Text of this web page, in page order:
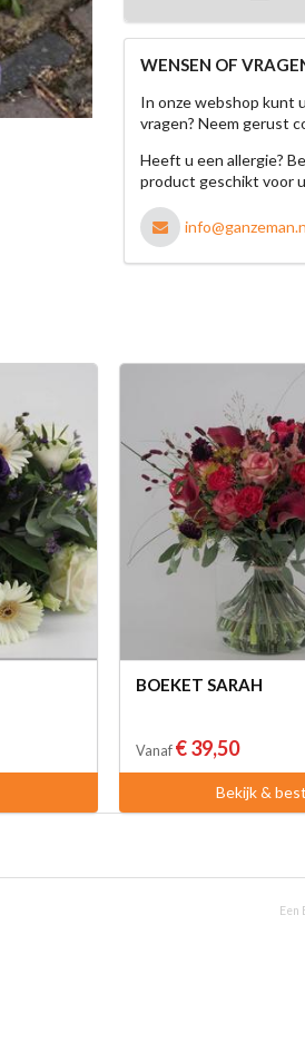
WENSEN OF
In onze webshop kunt
vragen? Neem gerust
Heeft u een allergie?
product geschikt voor
BOEKET SARAH
Vanaf € 39,50
Bekijk &
Een